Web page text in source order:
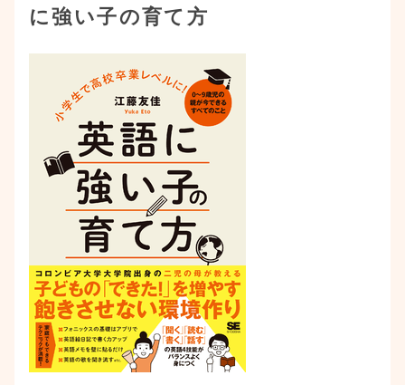
に強い子の育て方